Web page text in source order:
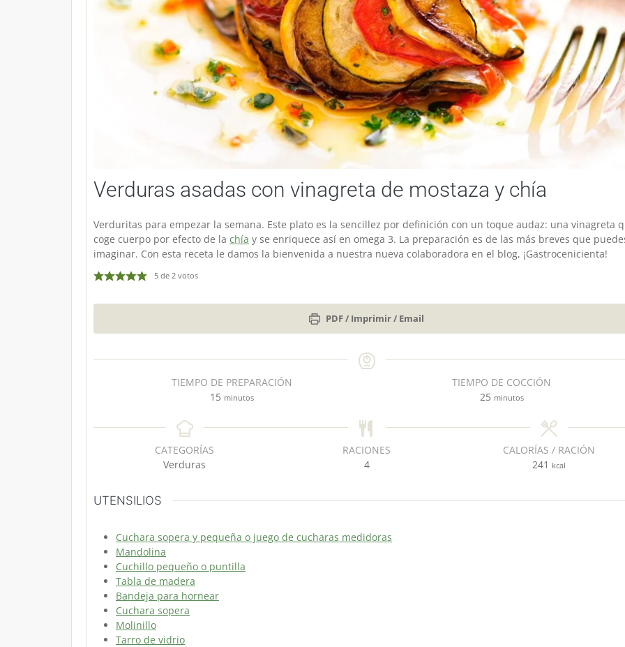
Verduras asadas con vinagreta de mostaza y chía
Verduritas para empezar la semana. Este plato es la sencillez por definición con un toque audaz: una vinagreta
coge cuerpo por efecto de la chía y se enriquece así en omega 3. La preparación es de las más breves que
imaginar. Con esta receta le damos la bienvenida a nuestra nueva colaboradora en el blog, ¡Gastrocenicienta!
5de 2votos
PDF / Imprimir / Email
TIEMPO DE PREPARACIÓN
15m
n
minutos
TIEMPO DE COCCIÓN
25m
n
minutos
CATEGORÍAS
Verduras
RACIONES
4
CALORÍAS / RACIÓN
241 kcal
UTENSILIOS
Cuchara sopera y pequeña o juego de cucharas medidoras
Mandolina
Cuchillo pequeño o puntilla
Tabla de madera
Bandeja para hornear
Cuchara sopera
Molinillo
Tarro de vidrio